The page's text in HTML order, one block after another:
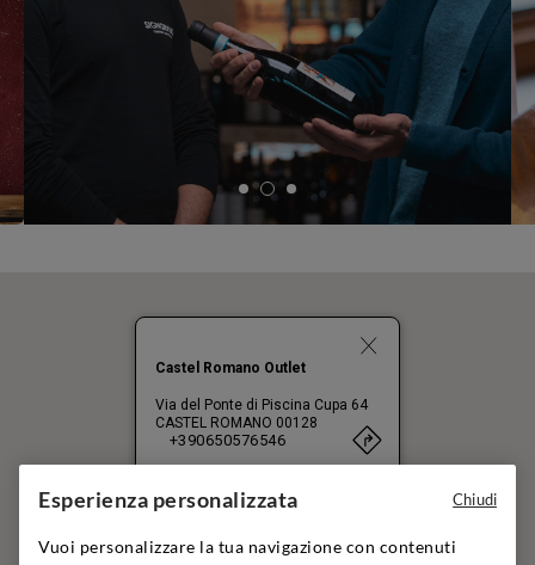
A
Castel Romano Outlet
Via del Ponte di Piscina Cupa 64
CASTEL ROMANO 00128
+390650576546
Esperienza personalizzata
Vuoi personalizzare la tua navigazione con contenuti
Chiudi